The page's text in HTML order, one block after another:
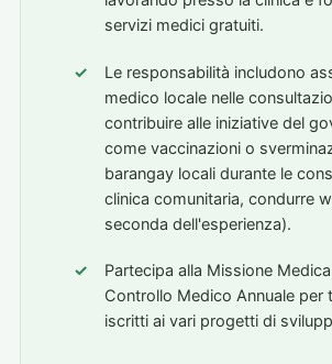
servizi medici gratuiti.
Le responsabilità includono
medico locale nelle
contribuire alle iniziative del
come vaccinazioni o
barangay locali durante le
clinica comunitaria, condurre
seconda dell'esperienza).
Partecipa alla Missione
Controllo Medico Annuale per
iscritti ai vari progetti di